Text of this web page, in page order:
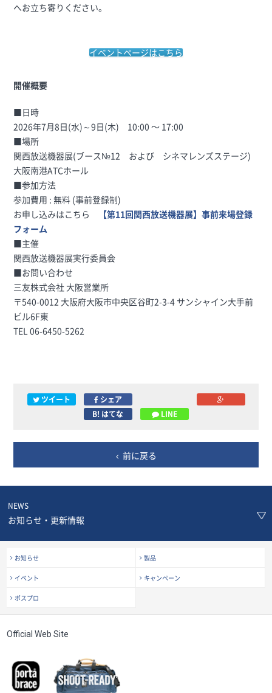
へお立ち寄りください。
イベントページはこちら
開催概要
■日時
2026年7月8日(水)～9日(木) 10:00 〜 17:00
■場所
関西放送機器展(ブース№12 および シネマレンズステージ)
大阪南港ATCホール
■参加方法
参加費用 : 無料 (事前登録制)
お申し込みはこちら
【第11回関西放送機器展】事前来場登録
フォーム
■主催
関西放送機器展実行委員会
■お問い合わせ
三友株式会社 大阪営業所
〒540-0012 大阪府大阪市中央区谷町2-3-4 サンシャイン大手前
ビル6F東
TEL 06-6450-5262
ツイート
シェア
B! はてな
LINE
前に戻る
NEWS
お知らせ・更新情報
お知らせ 製品
イベント キャンペーン
ポスプロ
Official Web Site